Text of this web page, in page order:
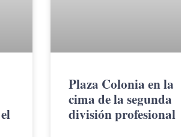
Plaza Colonia en la
cima de la segunda
división profesional